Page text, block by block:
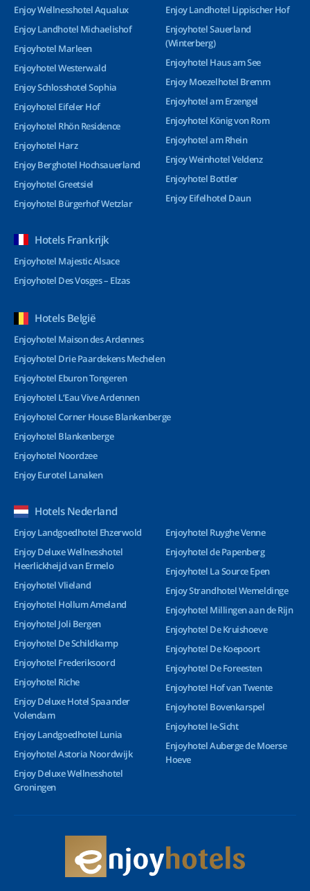
Enjoy Wellnesshotel Aqualux
Enjoy Landhotel Michaelishof
Enjoyhotel Marleen
Enjoyhotel Westerwald
Enjoy Schlosshotel Sophia
Enjoyhotel Eifeler Hof
Enjoyhotel Rhön Residence
Enjoyhotel Harz
Enjoy Berghotel Hochsauerland
Enjoyhotel Greetsiel
Enjoyhotel Bürgerhof Wetzlar
Enjoy Landhotel Lippischer Hof
Enjoyhotel Sauerland
(Winterberg)
Enjoyhotel Haus am See
Enjoy Moezelhotel Bremm
Enjoyhotel am Erzengel
Enjoyhotel König von Rom
Enjoyhotel am Rhein
Enjoy Weinhotel Veldenz
Enjoyhotel Bottler
Enjoy Eifelhotel Daun
Hotels Frankrijk
Enjoyhotel Majestic Alsace
Enjoyhotel Des Vosges – Elzas
Hotels België
Enjoyhotel Maison des Ardennes
Enjoyhotel Drie Paardekens Mechelen
Enjoyhotel Eburon Tongeren
Enjoyhotel L’Eau Vive Ardennen
Enjoyhotel Corner House Blankenberge
Enjoyhotel Blankenberge
Enjoyhotel Noordzee
Enjoy Eurotel Lanaken
Hotels Nederland
Enjoy Landgoedhotel Ehzerwold
Enjoy Deluxe Wellnesshotel
Heerlickheijd van Ermelo
Enjoyhotel Vlieland
Enjoyhotel Hollum Ameland
Enjoyhotel Joli Bergen
Enjoyhotel De Schildkamp
Enjoyhotel Frederiksoord
Enjoyhotel Riche
Enjoy Deluxe Hotel Spaander
Volendam
Enjoy Landgoedhotel Lunia
Enjoyhotel Astoria Noordwijk
Enjoy Deluxe Wellnesshotel
Groningen
Enjoyhotel Ruyghe Venne
Enjoyhotel de Papenberg
Enjoyhotel La Source Epen
Enjoy Strandhotel Wemeldinge
Enjoyhotel Millingen aan de Rijn
Enjoyhotel De Kruishoeve
Enjoyhotel De Koepoort
Enjoyhotel De Foreesten
Enjoyhotel Hof van Twente
Enjoyhotel Bovenkarspel
Enjoyhotel Ie-Sicht
Enjoyhotel Auberge de Moerse
Hoeve